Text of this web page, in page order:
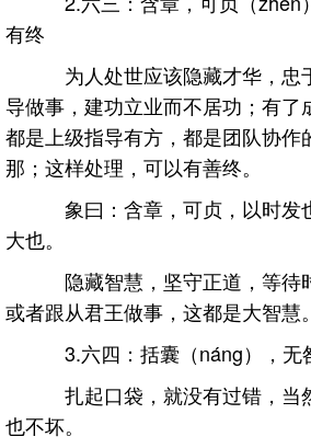
有终
为人处世应该隐藏才华，忠
导做事，建功立业而不居功；有了
都是上级指导有方，都是团队协作
那；这样处理，可以有善终。
象曰：含章，可贞，以时发
大也。
隐藏智慧，坚守正道，等待
或者跟从君王做事，这都是大智慧。
3.六四：括囊（náng），无
扎起口袋，就没有过错，当
也不坏。